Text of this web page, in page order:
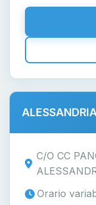
C/O CC
Orario